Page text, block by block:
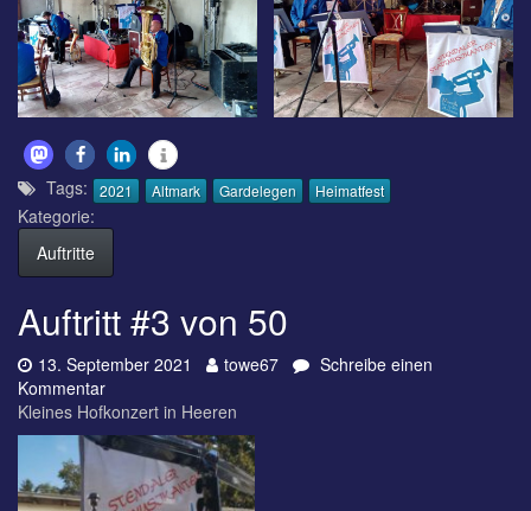
Tags: 2021 Altmark Gardelegen Heimatfest
Kategorie:
Auftritte
Auftritt #3 von 50
Datum:
13. September 2021 Autor:
towe67
Schreibe einen
Kommentarzu
Auftritt
#3
von
Kleines Hofkonzert in Heeren